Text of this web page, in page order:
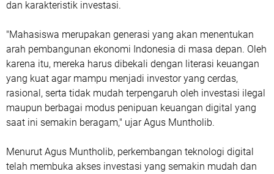
dan karakteristik investasi.
"Mahasiswa merupakan generasi yang akan menentukan
arah pembangunan ekonomi Indonesia di masa depan. Oleh
karena itu, mereka harus dibekali dengan literasi keuangan
yang kuat agar mampu menjadi investor yang cerdas,
rasional, serta tidak mudah terpengaruh oleh investasi ilegal
maupun berbagai modus penipuan keuangan digital yang
saat ini semakin beragam," ujar Agus Muntholib.
Menurut Agus Muntholib, perkembangan teknologi digital
telah membuka akses investasi yang semakin mudah dan